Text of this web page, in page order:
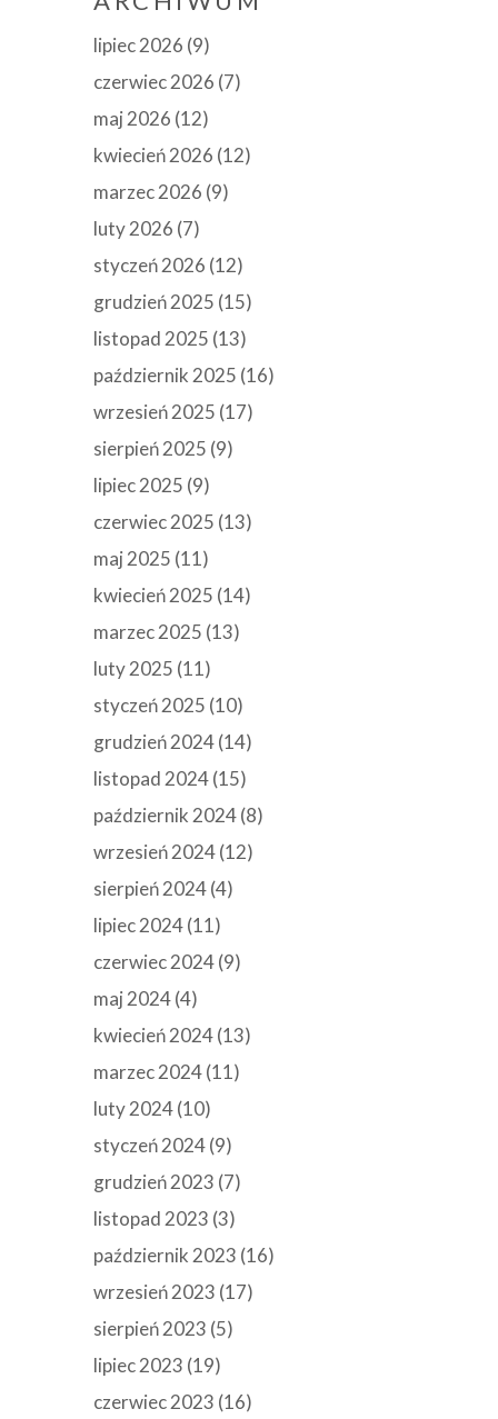
lipiec 2026 (9)
czerwiec 2026 (7)
maj 2026 (12)
kwiecień 2026 (12)
marzec 2026 (9)
luty 2026 (7)
styczeń 2026 (12)
grudzień 2025 (15)
listopad 2025 (13)
październik 2025 (16)
wrzesień 2025 (17)
sierpień 2025 (9)
lipiec 2025 (9)
czerwiec 2025 (13)
maj 2025 (11)
kwiecień 2025 (14)
marzec 2025 (13)
luty 2025 (11)
styczeń 2025 (10)
grudzień 2024(14)
listopad 2024(15)
październik 2024(8)
wrzesień 2024(12)
sierpień 2024(4)
lipiec 2024(11)
czerwiec 2024(9)
maj 2024(4)
kwiecień 2024(13)
marzec 2024(11)
luty 2024(10)
styczeń 2024(9)
grudzień 2023 (7)
listopad 2023 (3)
październik 2023 (16)
wrzesień 2023 (17)
sierpień 2023 (5)
lipiec 2023 (19)
czerwiec 2023 (16)